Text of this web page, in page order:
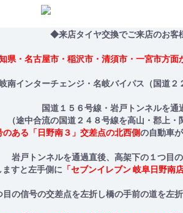
◆来店タイヤ交換でご来店のお
県・名古屋市・稲沢市・清須市・一宮市方
南インターチェンジ・名岐バイパス（国道２
国道１５６号線・岩戸トンネルを通
（途中合流の国道２４８号線を高山・郡上・
のある「日野南３」交差点の北西側の自動車
岩戸トンネルを通過直後、高架下の１つ目
ますと左手側に 「セブンイレブン 岐阜日野南
目の信号の交差点を左折し橋の手前の道を左